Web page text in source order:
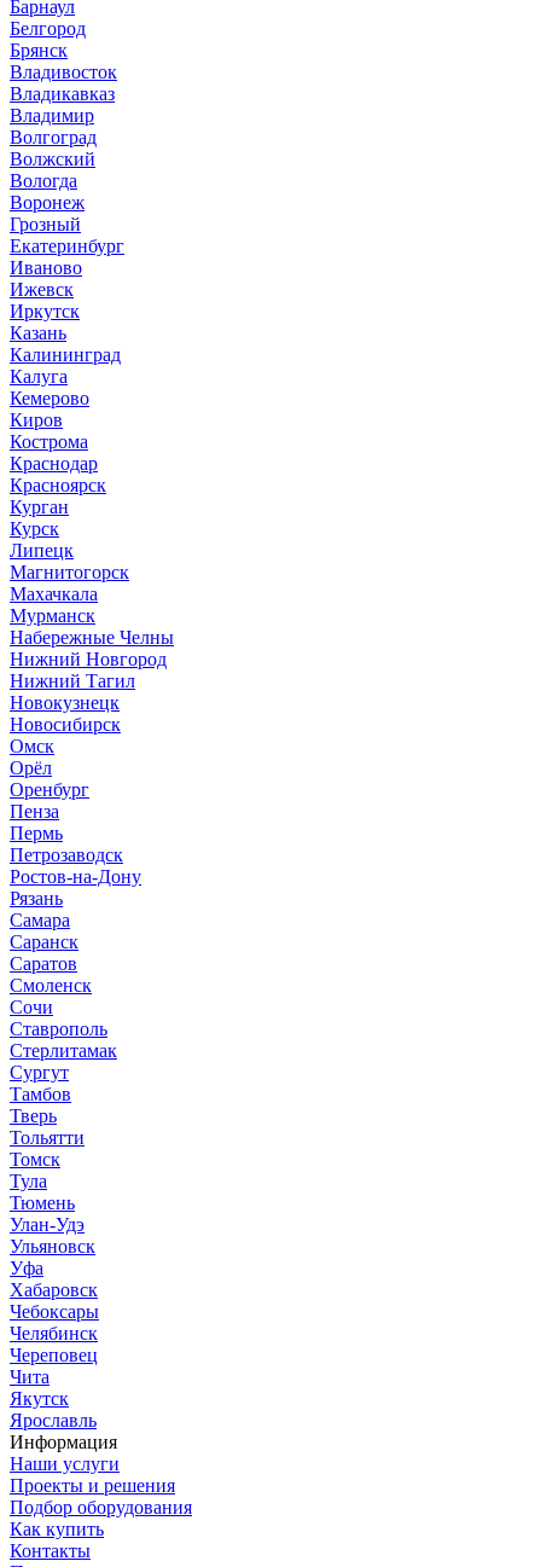
Барнаул
Белгород
Брянск
Владивосток
Владикавказ
Владимир
Волгоград
Волжский
Вологда
Воронеж
Грозный
Екатеринбург
Иваново
Ижевск
Иркутск
Казань
Калининград
Калуга
Кемерово
Киров
Кострома
Краснодар
Красноярск
Курган
Курск
Липецк
Магнитогорск
Махачкала
Мурманск
Набережные Челны
Нижний Новгород
Нижний Тагил
Новокузнецк
Новосибирск
Омск
Орёл
Оренбург
Пенза
Пермь
Петрозаводск
Ростов-на-Дону
Рязань
Самара
Саранск
Саратов
Смоленск
Сочи
Ставрополь
Стерлитамак
Сургут
Тамбов
Тверь
Тольятти
Томск
Тула
Тюмень
Улан-Удэ
Ульяновск
Уфа
Хабаровск
Чебоксары
Челябинск
Череповец
Чита
Якутск
Ярославль
Информация
Наши услуги
Проекты и решения
Подбор оборудования
Как купить
Контакты